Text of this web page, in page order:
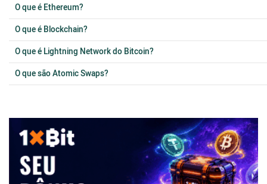
O que é Ethereum?
O que é Blockchain?
O que é Lightning Network do Bitcoin?
O que são Atomic Swaps?